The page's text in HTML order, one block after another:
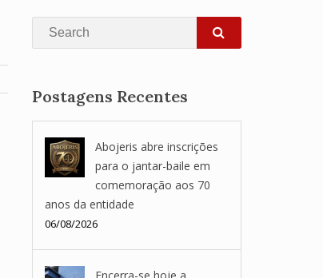
Search
SEARCH
Postagens Recentes
Abojeris abre inscrições
para o jantar-baile em
comemoração aos 70
anos da entidade
06/08/2026